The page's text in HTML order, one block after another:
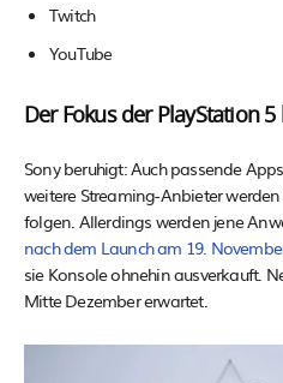
Twitch
YouTube
Der Fokus der PlayStation
Sony beruhigt: Auch passende
weitere Streaming-Anbieter
folgen. Allerdings werden jene
nach dem Launch am 19.
sie Konsole ohnehin ausverkauft.
Mitte Dezember erwartet.